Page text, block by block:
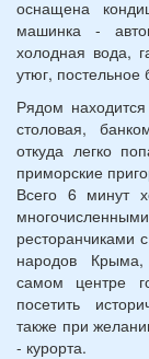
оснащена
машинка -
холодная вода,
утюг,
Рядом
столовая,
откуда легко
приморские
Всего 6 минут
ресторанчиками
народов
самом центре
посетить
также при
- курорта.